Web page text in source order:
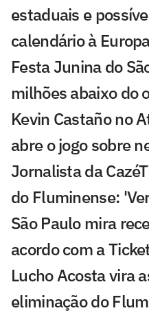
estaduais e
calendário à
Festa Junina do
milhões abaixo do
Kevin Castaño no
abre o jogo sobre
Jornalista da
do Fluminense:
São Paulo mira
acordo com a
Lucho Acosta vira
eliminação do